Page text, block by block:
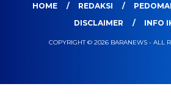
HOME REDAKSI
DISCLAIMER
INFO
COPYRIGHT © 2026 BARANEWS - ALL